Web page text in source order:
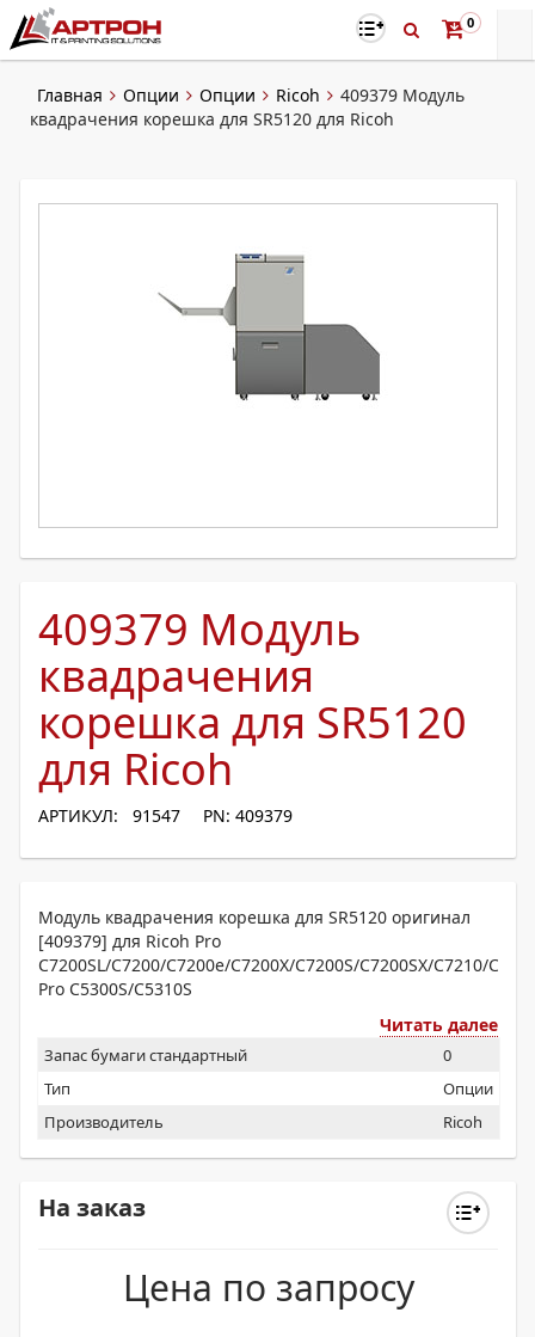
0
Главная Опции Опции Ricoh
409379 Модуль
квадрачения корешка для SR5120 для Ricoh
409379 Модуль
квадрачения
корешка для SR5120
для Ricoh
АРТИКУЛ: 91547 PN: 409379
Модуль квадрачения корешка для SR5120 оригинал
[409379] для Ricoh Pro
C7200SL/C7200/C7200e/C7200X/C7200S/C7200SX/C7210/
Pro C5300S/C5310S
Читать далее
Запас бумаги стандартный
0
Тип
Опции
Производитель
Ricoh
На заказ
Цена по запросу